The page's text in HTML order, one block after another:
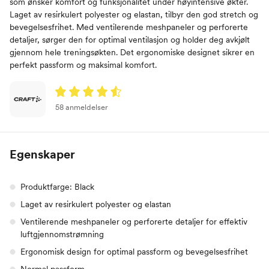
Laget av resirkulert polyester og elastan, tilbyr den god stretch og
bevegelsesfrihet. Med ventilerende meshpaneler og perforerte
detaljer, sørger den for optimal ventilasjon og holder deg avkjølt
gjennom hele treningsøkten. Det ergonomiske designet sikrer en
perfekt passform og maksimal komfort.
58 anmeldelser
Egenskaper
Produktfarge: Black
Laget av resirkulert polyester og elastan
Ventilerende meshpaneler og perforerte detaljer for effektiv
luftgjennomstrømning
Ergonomisk design for optimal passform og bevegelsesfrihet